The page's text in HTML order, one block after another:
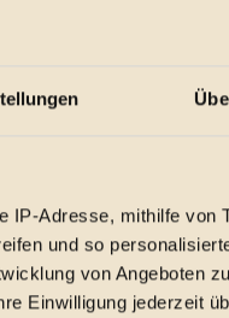
IP-Adresse, mithilfe von
und so
von Angeboten
Einwilligung jederzeit